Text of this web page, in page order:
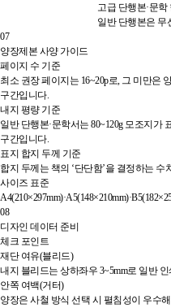
고급 단행본·문학
일반 단행본은 무
07
양장제본 사양 가이드
페이지 수 기준
최소 권장 페이지는 16~20p로, 그 미만은
구간입니다.
내지 평량 기준
일반 단행본·문학서는 80~120g 모조지가
구간입니다.
표지 합지 두께 기준
합지 두께는 책의 ‘단단함’을 결정하는 수
사이즈 표준
08
디자인 데이터 준비
체크 포인트
재단 여유(블리드)
내지 블리드는 상하좌우 3~5mm로 일반
안쪽 여백(거터)
양장은 사철 방식 선택 시 펼침성이 우수